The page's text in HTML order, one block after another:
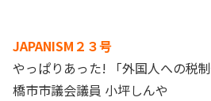
JAPANISM２３号
やっぱりあった! 「外国人への税
橋市市議会議員 小坪しんや